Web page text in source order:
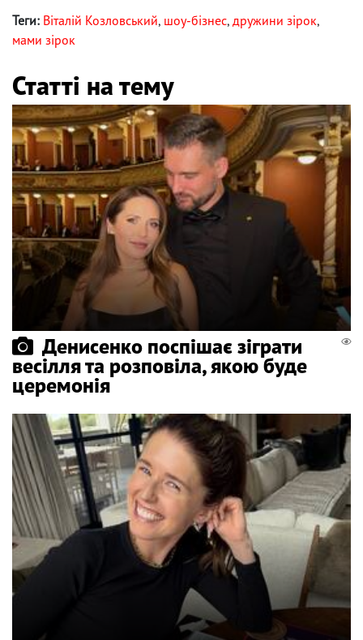
Теги: Віталій Козловський, шоу-бізнес, дружини зірок,
мами зірок
Статті на тему
Денисенко поспішає зіграти
весілля та розповіла, якою буде
церемонія